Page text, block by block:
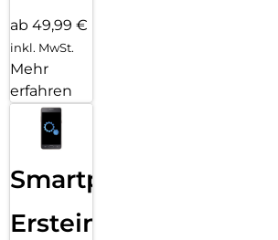
ab 49,99 €
inkl. MwSt.
Mehr
erfahren
Smartphone
Ersteinrichtung